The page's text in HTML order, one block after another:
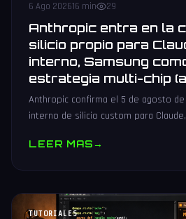
6 Ago 202616 min 29
Anthropic entra en la
silicio propio para
interno, Samsung
estrategia multi-chip
Anthropic confirma el 5 de agosto
interno de silicio custom para
estrategia multi-chip.
LEER MAS→
TUTORIALES